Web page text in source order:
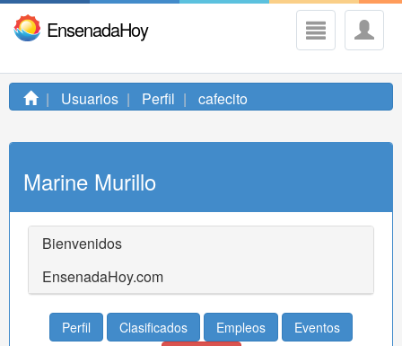
EnsenadaHoy
Usuarios Perfil cafecito
Marine Murillo
Bienvenidos
EnsenadaHoy.com
Perfil Clasificados Empleos
Eventos